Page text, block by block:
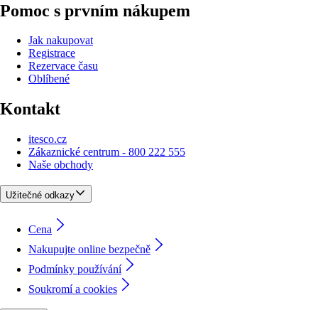
Pomoc s prvním nákupem
Jak nakupovat
Registrace
Rezervace času
Oblíbené
Kontakt
itesco.cz
Zákaznické centrum - 800 222 555
Naše obchody
Užitečné odkazy
Cena
Nakupujte online bezpečně
Podmínky používání
Soukromí a cookies